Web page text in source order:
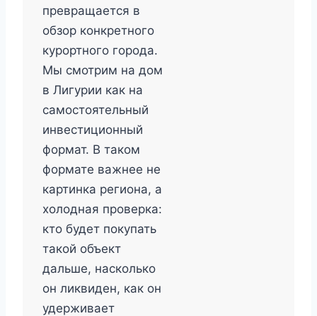
превращается в
обзор конкретного
курортного города.
Мы смотрим на дом
в Лигурии как на
самостоятельный
инвестиционный
формат. В таком
формате важнее не
картинка региона, а
холодная проверка:
кто будет покупать
такой объект
дальше, насколько
он ликвиден, как он
удерживает